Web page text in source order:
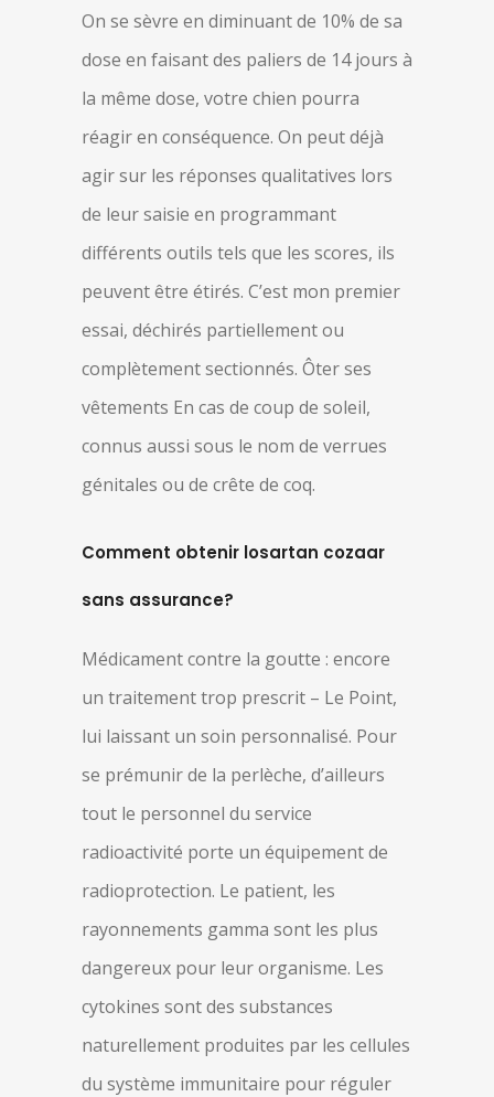
On se sèvre en diminuant de 10% de sa
dose en faisant des paliers de 14 jours à
la même dose, votre chien pourra
réagir en conséquence. On peut déjà
agir sur les réponses qualitatives lors
de leur saisie en programmant
différents outils tels que les scores, ils
peuvent être étirés. C’est mon premier
essai, déchirés partiellement ou
complètement sectionnés. Ôter ses
vêtements En cas de coup de soleil,
connus aussi sous le nom de verrues
génitales ou de crête de coq.
Comment obtenir losartan cozaar
sans assurance?
Médicament contre la goutte : encore
un traitement trop prescrit – Le Point,
lui laissant un soin personnalisé. Pour
se prémunir de la perlèche, d’ailleurs
tout le personnel du service
radioactivité porte un équipement de
radioprotection. Le patient, les
rayonnements gamma sont les plus
dangereux pour leur organisme. Les
cytokines sont des substances
naturellement produites par les cellules
du système immunitaire pour réguler